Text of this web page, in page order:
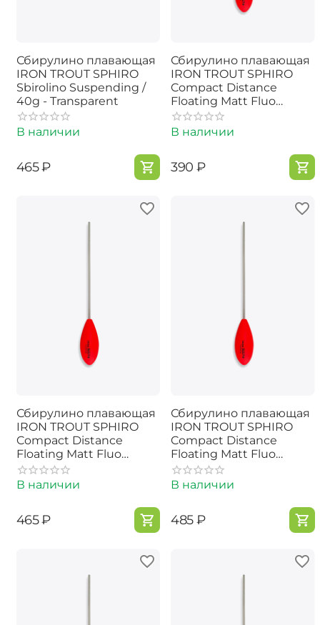
Сбирулино плавающая
IRON TROUT SPHIRO
Sbirolino Suspending /
40g - Transparent
В наличии
‍465‍₽
Сбирулино плавающая
IRON TROUT SPHIRO
Compact Distance
Floating Matt Fluo
Red/Orange - 10g
В наличии
‍390‍ ₽
Сбирулино плавающая
IRON TROUT SPHIRO
Compact Distance
Floating Matt Fluo
Red/Orange - 15g
В наличии
‍465‍₽
Сбирулино плавающая
IRON TROUT SPHIRO
Compact Distance
Floating Matt Fluo
Red/Orange - 20g
В наличии
‍485‍₽